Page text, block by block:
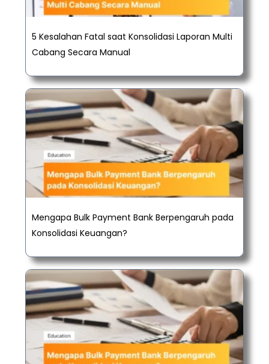
5 Kesalahan Fatal saat Konsolidasi Laporan Multi
Cabang Secara Manual
Mengapa Bulk Payment Bank Berpengaruh pada
Konsolidasi Keuangan?